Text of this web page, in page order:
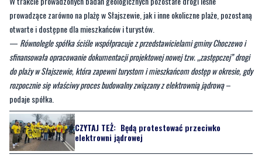
prowadzące zarówno na plażę w Słajszewie, jak i inne okoliczne plaże, pozostaną
otwarte i dostępne dla mieszkańców i turystów.
— Równolegle spółka ściśle współpracuje z przedstawicielami gminy Choczewo i
sfinansowała opracowanie dokumentacji projektowej nowej tzw. „zastępczej” drogi
do plaży w Słajszewie, która zapewni turystom i mieszkańcom dostęp w okresie, gdy
rozpocznie się właściwy proces budowalny związany z elektrownią jądrową–
podaje spółka.
CZYTAJ TEŻ: Będą protestować przeciwko
elektrowni jądrowej